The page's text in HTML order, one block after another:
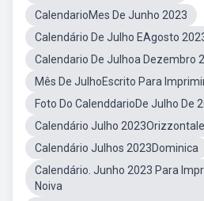
CalendarioMes De Junho 2023
Calendário De Julho EAgosto
Calendario De Julhoa Dezembro
Mês De JulhoEscrito Para
Foto Do CalenddarioDe Julho De
Calendário Julho 2023Orizzontale
Calendário Julhos 2023Dominica
Calendário. Junho 2023 Para
Noiva